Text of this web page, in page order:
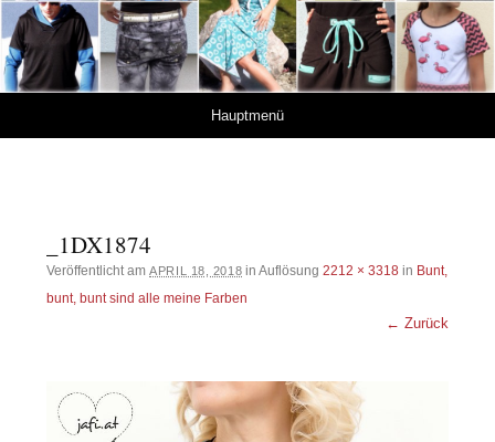
Hauptmenü
_1DX1874
Veröffentlicht amAPRIL 18, 2018 in Auflösung2212 × 3318 in Bunt,
bunt, bunt sind alle meine Farben
← Zurück